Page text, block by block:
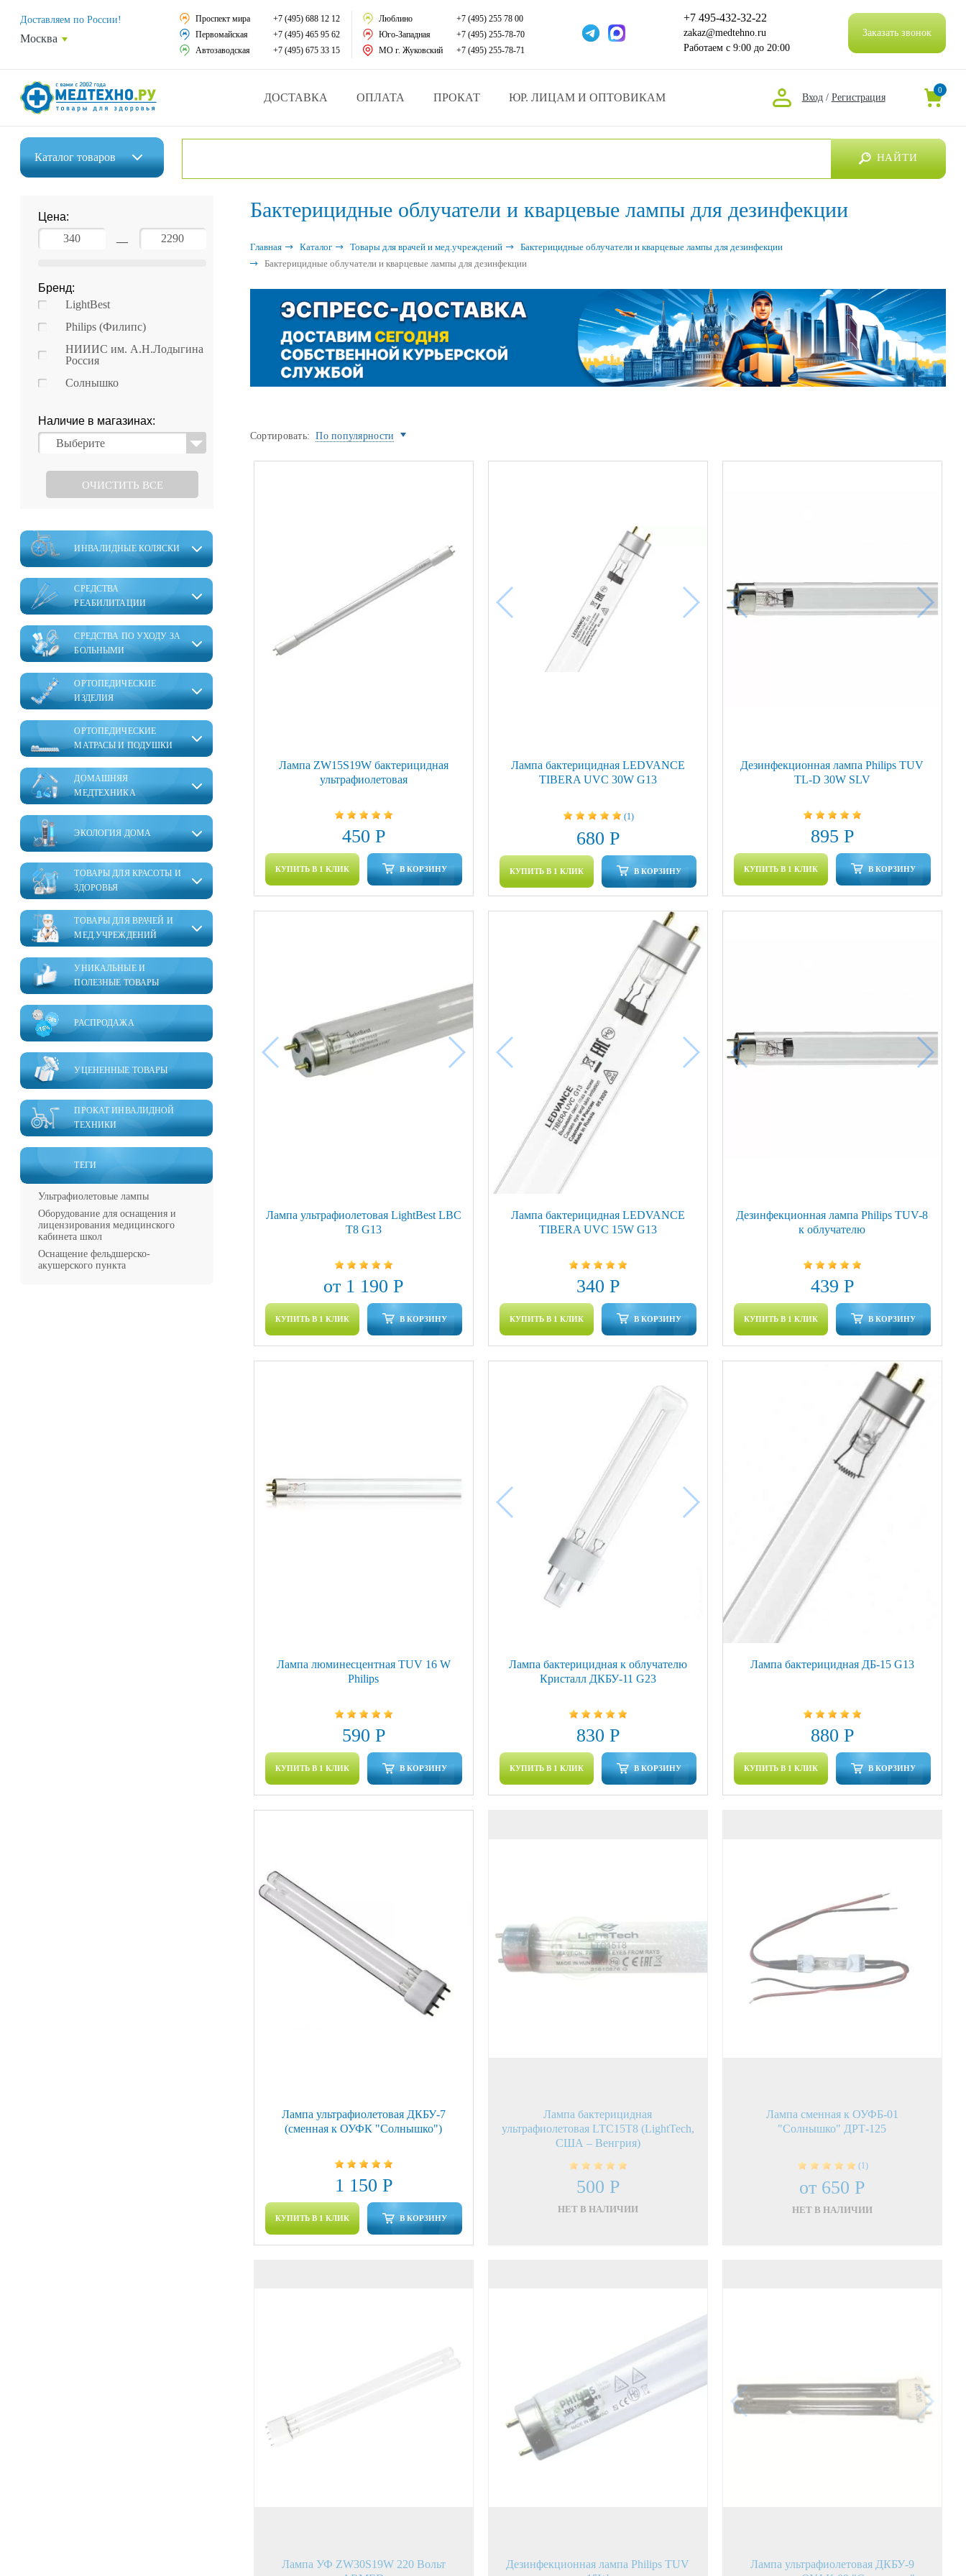
Средства реабилитации
Средства по уходу за больными
Домашняя медтехника
Товары для красоты и здоровья
Уникальные и полезные товары
Распродажа
Прокат инвалидной техники
Доставляем по России!
Москва
Проспект мира
+7 (495) 688 12 12
Первомайская
+7 (495) 465 95 62
Автозаводская
+7 (495) 675 33 15
Люблино
+7 (495) 255 78 00
Юго-Западная
+7 (495) 255-78-70
МО г. Жуковский
+7 (495) 255-78-71
+7 495-432-32-22
zakaz@medtehno.ru
Работаем с 9:00 до 20:00
Заказать звонок
ДОСТАВКА ОПЛАТА ПРОКАТ ЮР. ЛИЦАМ И ОПТОВИКАМ Вход / Регистрация
0
Каталогтоваров
Средства реабилитации
Ортопедические изделия
Ортопедические матрасы и подушки
Домашняя медтехника
Экология дома
Товары для красоты и здоровья
Товары для врачей и мед.учреждений
Уникальные и полезные товары
Уценка
НАЙТИ
ИНВАЛИДНЫЕ КОЛЯСКИ
СРЕДСТВА
РЕАБИЛИТАЦИИ
СРЕДСТВА ПО УХОДУ ЗА
БОЛЬНЫМИ
ОРТОПЕДИЧЕСКИЕ
ИЗДЕЛИЯ
ОРТОПЕДИЧЕСКИЕ
МАТРАСЫ И ПОДУШКИ
ДОМАШНЯЯ
МЕДТЕХНИКА
ЭКОЛОГИЯ ДОМА
ТОВАРЫ ДЛЯ КРАСОТЫ И
ЗДОРОВЬЯ
ТОВАРЫ ДЛЯ ВРАЧЕЙ И
МЕД.УЧРЕЖДЕНИЙ
УНИКАЛЬНЫЕ И
ПОЛЕЗНЫЕ ТОВАРЫ
РАСПРОДАЖА
ПРОКАТ ИНВАЛИДНОЙ
ТЕХНИКИ
УЦЕНЕННЫЕ ТОВАРЫ
Цена:
—
Бренд:
LightBest
Philips (Филипс)
НИИИС им. А.Н.Лодыгина
Россия
Солнышко
Наличие в магазинах:
Выберите
ОЧИСТИТЬ ВСЕ
ТЕГИ
Ультрафиолетовые лампы
Оборудование для оснащения и
лицензирования медицинского
кабинета школ
Оснащение фельдшерско-
акушерского пункта
Бактерицидные облучатели и кварцевые лампы для дезинфекции
Главная Каталог Товары для врачей и мед.учреждений
Бактерицидные облучатели и кварцевые лампы для дезинфекции
Бактерицидные облучатели и кварцевые лампы для дезинфекции
Сортировать: По популярности
Лампа ZW15S19W бактерицидная
ультрафиолетовая
450 Р
КУПИТЬ В 1 КЛИК В КОРЗИНУ
Лампа бактерицидная LEDVANCE
TIBERA UVC 30W G13
(1)
680 Р
КУПИТЬ В 1 КЛИК В КОРЗИНУ
Дезинфекционная лампа Philips TUV
TL-D 30W SLV
895 Р
КУПИТЬ В 1 КЛИК В КОРЗИНУ
Лампа ультрафиолетовая LightBest LBC
T8 G13
от 1 190 Р
КУПИТЬ В 1 КЛИК В КОРЗИНУ
Лампа бактерицидная LEDVANCE
TIBERA UVC 15W G13
340 Р
КУПИТЬ В 1 КЛИК В КОРЗИНУ
Дезинфекционная лампа Philips TUV-8
к облучателю
439 Р
КУПИТЬ В 1 КЛИК В КОРЗИНУ
Лампа люминесцентная TUV 16 W
Philips
590 Р
КУПИТЬ В 1 КЛИК В КОРЗИНУ
Лампа бактерицидная к облучателю
Кристалл ДКБУ-11 G23
830 Р
КУПИТЬ В 1 КЛИК В КОРЗИНУ
Лампа бактерицидная ДБ-15 G13
880 Р
КУПИТЬ В 1 КЛИК В КОРЗИНУ
Лампа ультрафиолетовая ДКБУ-7
(сменная к ОУФК "Солнышко")
1 150 Р
КУПИТЬ В 1 КЛИК В КОРЗИНУ
Лампа бактерицидная
ультрафиолетовая LTC15T8 (LightTech,
США – Венгрия)
500 Р
НЕТ В НАЛИЧИИ
Лампа сменная к ОУФБ-01
"Солнышко" ДРТ-125
(1)
от 650 Р
НЕТ В НАЛИЧИИ
Лампа УФ ZW30S19W 220 Вольт
Дезинфекционная лампа Philips TUV
Лампа ультрафиолетовая ДКБУ-9